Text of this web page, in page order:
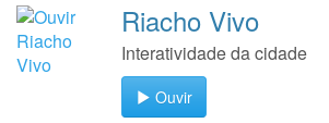
Riacho Vivo
Interatividade da cidade
Ouvir